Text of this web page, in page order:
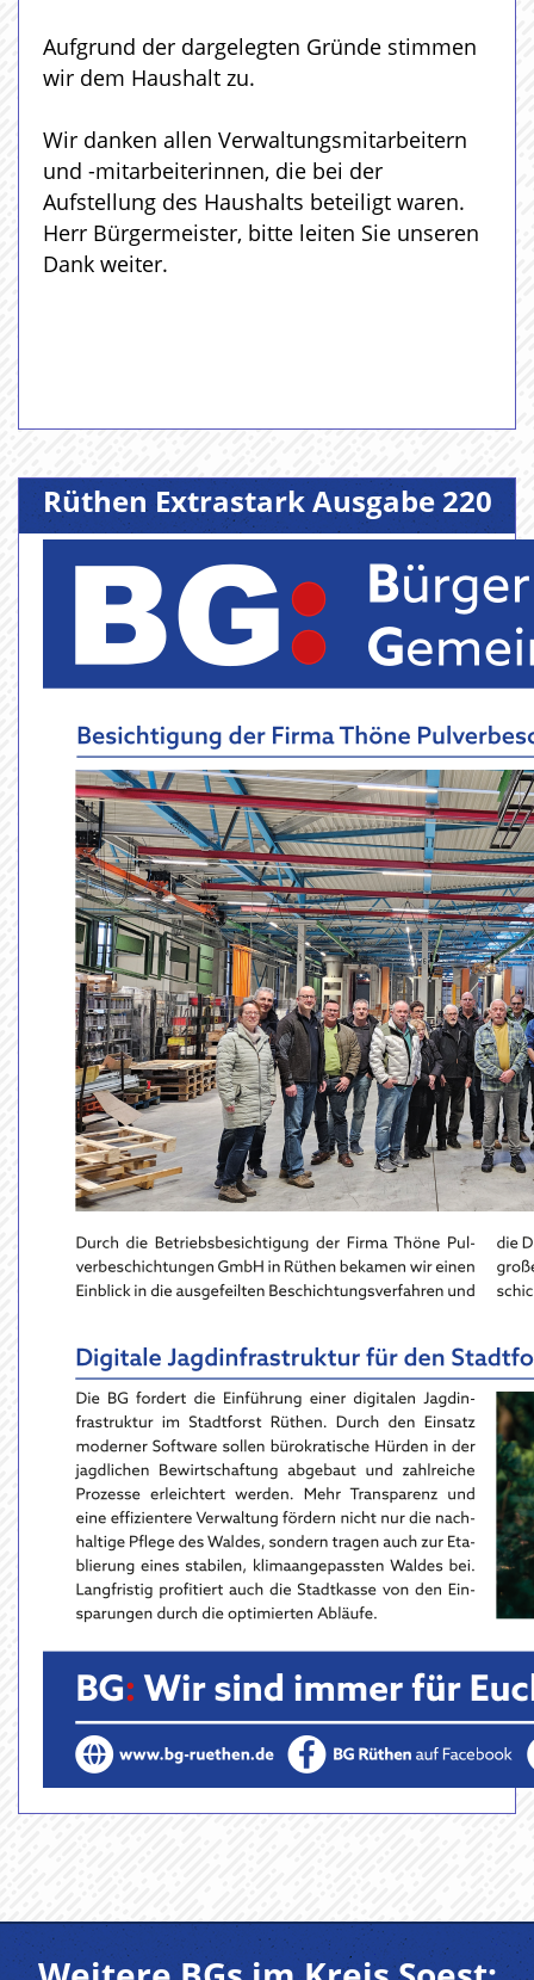
Aufgrund der dargelegten Gründe stimmen
wir dem Haushalt zu.
Wir danken allen Verwaltungsmitarbeitern
und -mitarbeiterinnen, die bei der
Aufstellung des Haushalts beteiligt waren.
Herr Bürgermeister, bitte leiten Sie unseren
Dank weiter.
Rüthen Extrastark Ausgabe 220